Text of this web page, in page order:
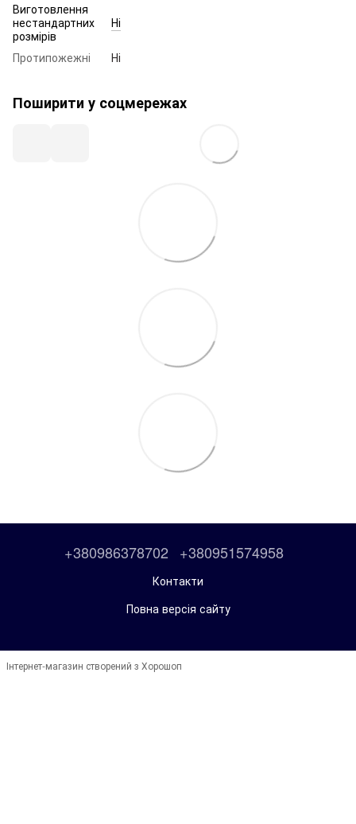
Виготовлення
нестандартних
розмірів
Ні
Протипожежні Ні
Поширити у соцмережах
+380986378702 +380951574958
Контакти
Повна версія сайту
Інтернет-магазин створений з Хорошоп